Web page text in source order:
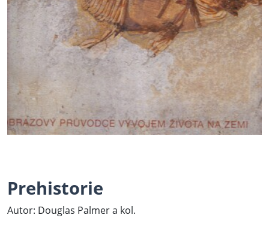
Prehistorie
Autor: Douglas Palmer a kol.